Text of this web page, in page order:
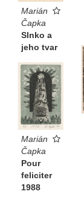
Marián
Čapka
Slnko a
jeho tvar
Marián
Čapka
Pour
feliciter
1988